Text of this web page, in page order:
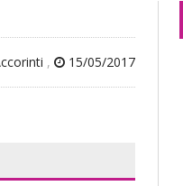
, 15/05/2017